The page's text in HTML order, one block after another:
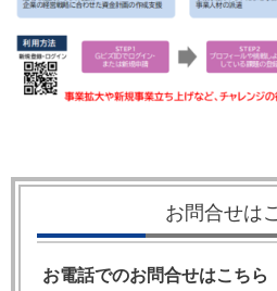
お問合せは
お電話でのお問合せはこちら